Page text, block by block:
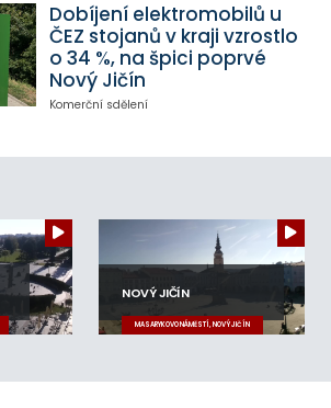
Dobíjení elektromobilů u
ČEZ stojanů v kraji vzrostlo
o 34 %, na špici poprvé
Nový Jičín
Komerční sdělení
NOVÝ JIČÍN
MASARYKOVO NÁMĚSTÍ, NOVÝ JIČÍN